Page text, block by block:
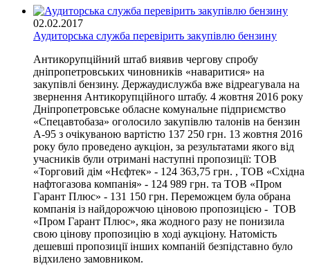
02.02.2017
Аудиторська служба перевірить закупівлю бензину
Антикорупційний штаб виявив чергову спробу
дніпропетровських чиновників «наваритися» на
закупівлі бензину. Держаудислужба вже відреагувала на
звернення Антикорупційного штабу. 4 жовтня 2016 року
Дніпропетровське обласне комунальне підприємство
«Спецавтобаза» оголосило закупівлю талонів на бензин
А-95 з очікуваною вартістю 137 250 грн. 13 жовтня 2016
року було проведено аукціон, за результатами якого від
учасників були отримані наступні пропозиції: ТОВ
«Торговий дім «Нєфтек» - 124 363,75 грн. , ТОВ «Східна
нафтогазова компанія» - 124 989 грн. та ТОВ «Пром
Гарант Плюс» - 131 150 грн. Переможцем була обрана
компанія із найдорожчою ціновою пропозицією - ТОВ
«Пром Гарант Плюс», яка жодного разу не понизила
свою цінову пропозицію в ході аукціону. Натомість
дешевші пропозиції інших компаній безпідставно було
відхилено замовником.